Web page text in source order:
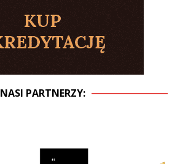
NASI PARTNERZY: